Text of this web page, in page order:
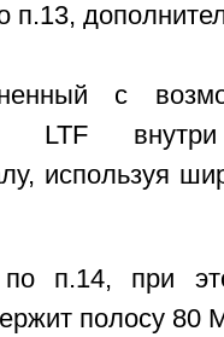
п.13,
с
LTF
используя
по п.14, при
полосу 80